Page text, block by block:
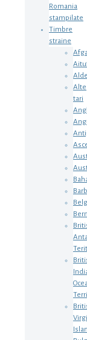
Romania
stampilate
Timbre
straine
Alte
tari